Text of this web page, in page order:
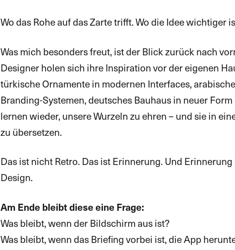
Wo das Rohe auf das Zarte trifft. Wo die Idee wichtiger
Was mich besonders freut, ist der Blick zurück nach
Designer holen sich ihre Inspiration vor der eigenen
türkische Ornamente in modernen Interfaces,
Branding-Systemen, deutsches Bauhaus in neuer
lernen wieder, unsere Wurzeln zu ehren – und sie in
zu übersetzen.
Das ist nicht Retro. Das ist Erinnerung. Und
Design.
Am Ende bleibt diese eine Frage:
Was bleibt, wenn der Bildschirm aus ist?
Was bleibt, wenn das Briefing vorbei ist, die App